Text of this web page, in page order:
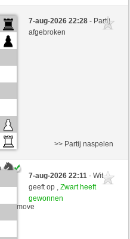
7-aug-2026 22:28- Partij
afgebroken
move
>> Partij naspelen
7-aug-2026 22:11- Wit
geeft op ,Zwart heeft
gewonnen